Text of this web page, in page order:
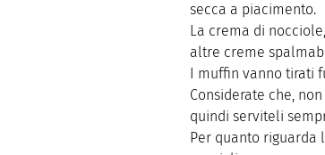
secca a piacimento.
La crema di
altre creme
I muffin vanno tirati
Considerate che,
quindi serviteli
Per quanto riguarda